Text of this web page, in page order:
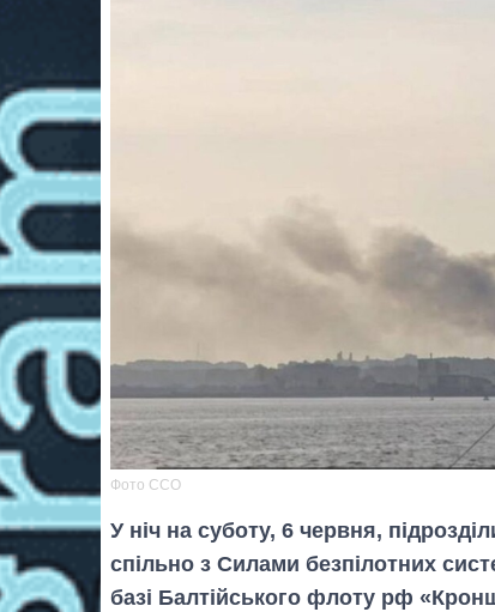
Фото ССО
У ніч на суботу, 6 червня,
спільно з Силами безпілотних
базі Балтійського флоту рф